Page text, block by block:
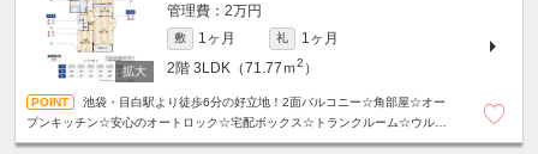
2万円
敷 1ヶ月 礼
1ヶ月
2階 3LDK（71.77ｍ2 ）
池袋・目白駅より徒歩6分の好立地！2面バルコニー☆角部屋☆オー
プンキッチン☆安心のオートロック☆宅配ボックス☆トランクルーム☆ウルト